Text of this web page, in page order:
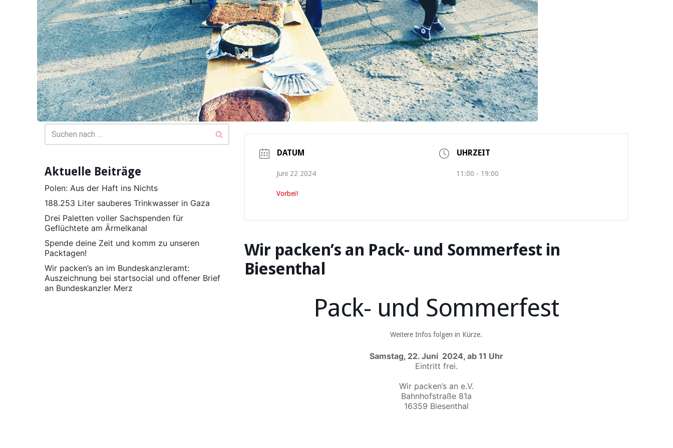
Aktuelle Beiträge
Polen: Aus der Haft ins Nichts
188.253 Liter sauberes Trinkwasser in Gaza
Drei Paletten voller Sachspenden für
Geflüchtete am Ärmelkanal
Spende deine Zeit und komm zu unseren
Packtagen!
Wir packen’s an im Bundeskanzleramt:
Auszeichnung bei startsocial und offener Brief
an Bundeskanzler Merz
DATUM
Juni 22 2024
Vorbei!
UHRZEIT
11:00 - 19:00
Wir packen’s an Pack- und Sommerfest in
Biesenthal
Pack- und Sommerfest
Weitere Infos folgen in Kürze.
Samstag, 22. Juni 2024, ab 11 Uhr
Eintritt frei.
Wir packen’s an e.V.
Bahnhofstraße 81a
16359 Biesenthal